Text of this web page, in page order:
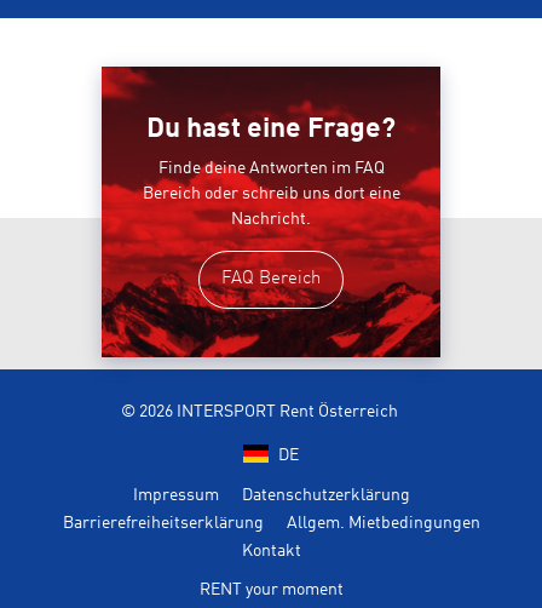
Du hast eine Frage?
Finde deine Antworten im FAQ
Bereich oder schreib uns dort eine
Nachricht.
FAQ Bereich
© 2026 INTERSPORT Rent Österreich
DE
Impressum
Datenschutzerklärung
Barrierefreiheitserklärung
Allgem. Mietbedingungen
Kontakt
RENT your moment